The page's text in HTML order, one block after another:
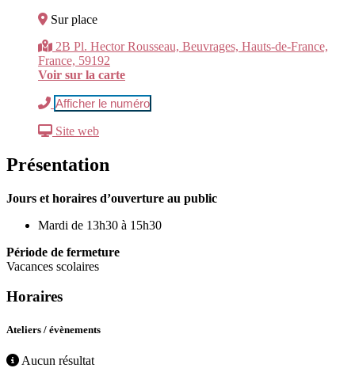
Sur place
2B Pl. Hector Rousseau, Beuvrages, Hauts-de-France,
France, 59192
Voir sur la carte
Afficher le numéro
Site web
Présentation
Jours et horaires d’ouverture au public
Mardi de 13h30 à 15h30
Période de fermeture
Vacances scolaires
Horaires
Ateliers / évènements
Aucun résultat